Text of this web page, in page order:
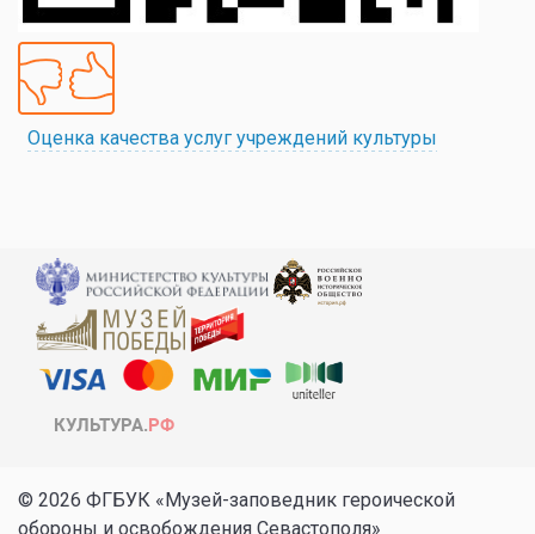
Оценка качества услуг учреждений культуры
© 2026 ФГБУК «Музей-заповедник героической
обороны и освобождения Севастополя»